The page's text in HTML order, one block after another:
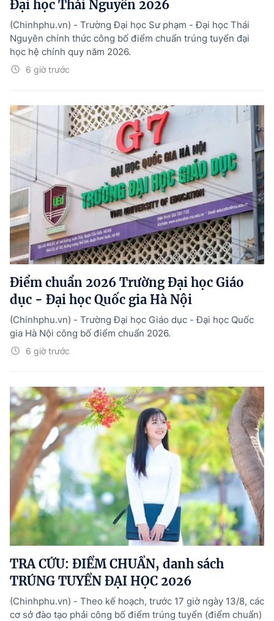
Đại học Thái Nguyên 2026
6 giờ trước
(Chinhphu.vn) - Trường Đại học Sư phạm - Đại học Thái
Nguyên chính thức công bố điểm chuẩn trúng tuyển đại
học hệ chính quy năm 2026.
Điểm chuẩn 2026 Trường Đại học Giáo
dục - Đại học Quốc gia Hà Nội
6 giờ trước
(Chinhphu.vn) - Trường Đại học Giáo dục - Đại học Quốc
gia Hà Nội công bố điểm chuẩn 2026.
TRA CỨU: ĐIỂM CHUẨN, danh sách
TRÚNG TUYỂN ĐẠI HỌC 2026
(Chinhphu.vn) - Theo kế hoạch, trước 17 giờ ngày 13/8, các
cơ sở đào tạo phải công bố điểm trúng tuyển (điểm chuẩn)